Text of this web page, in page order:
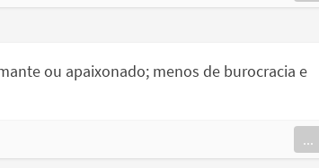
ou apaixonado; menos de burocracia e
...